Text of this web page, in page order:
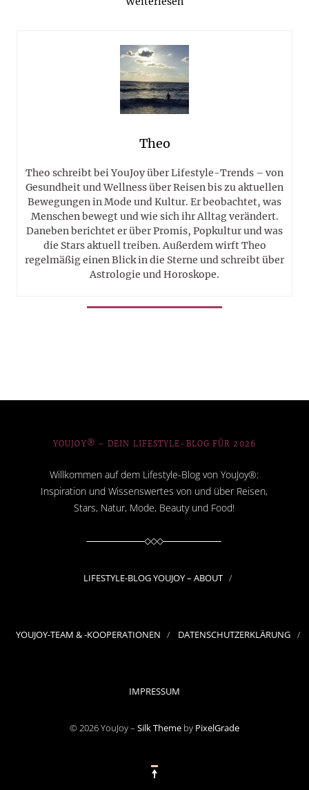
Theo
Theo schreibt bei YouJoy über Lifestyle-Trends – von
Gesundheit und Wellness über Reisen bis zu aktuellen
Bewegungen in Mode und Kultur. Er beobachtet, was
Menschen bewegt und wie sich ihr Alltag verändert.
Daneben berichtet er über Promis, Popkultur und was
die Stars aktuell treiben. Außerdem wirft Theo
regelmäßig einen Blick in die Sterne und schreibt über
Astrologie und Horoskope.
YOUJOY® – DEIN LIFESTYLE-BLOG FÜR 2026
Willkommen auf dem Lifestyle-Blog von YouJoy®:
Inspiration und Wissenswertes von und über Reisen,
Stars, Natur, Mode, Beauty und Food!
LIFESTYLE-BLOG YOUJOY – ABOUT
YOUJOY-TEAM & -KOOPERATIONEN DATENSCHUTZERKLÄRUNG
IMPRESSUM
© 2026 YouJoy – Silk Theme by PixelGrade